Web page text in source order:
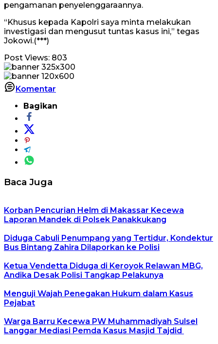
pengamanan penyelenggaraannya.
“Khusus kepada Kapolri saya minta melakukan
investigasi dan mengusut tuntas kasus ini,” tegas
Jokowi.(***)
Post Views: 803
Komentar
Bagikan
Baca Juga
Korban Pencurian Helm di Makassar Kecewa
Laporan Mandek di Polsek Panakkukang
Diduga Cabuli Penumpang yang Tertidur, Kondektur
Bus Bintang Zahira Dilaporkan ke Polisi
Ketua Vendetta Diduga di Keroyok Relawan MBG,
Andika Desak Polisi Tangkap Pelakunya
Menguji Wajah Penegakan Hukum dalam Kasus
Pejabat
Warga Barru Kecewa PW Muhammadiyah Sulsel
Langgar Mediasi Pemda Kasus Masjid Tajdid